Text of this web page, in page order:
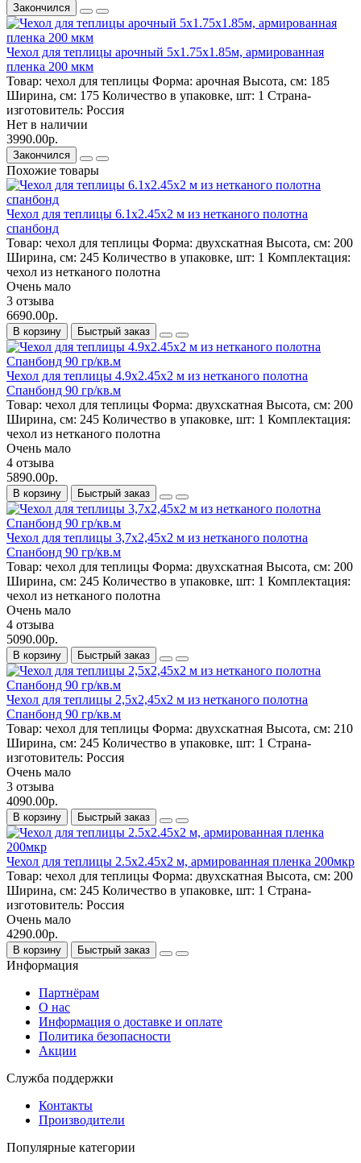
Закончился
Чехол для теплицы арочный 5х1.75х1.85м, армированная
пленка 200 мкм
Товар: чехол для теплицы Форма: арочная Высота, см: 185
Ширина, см: 175 Количество в упаковке, шт: 1 Страна-
изготовитель: Россия
Нет в наличии
3990.00р.
Закончился
Похожие товары
Чехол для теплицы 6.1х2.45х2 м из нетканого полотна
спанбонд
Товар: чехол для теплицы Форма: двухскатная Высота, см: 200
Ширина, см: 245 Количество в упаковке, шт: 1 Комплектация:
чехол из нетканого полотна
Очень мало
3 отзыва
6690.00р.
В корзину Быстрый заказ
Чехол для теплицы 4.9х2.45х2 м из нетканого полотна
Спанбонд 90 гр/кв.м
Товар: чехол для теплицы Форма: двухскатная Высота, см: 200
Ширина, см: 245 Количество в упаковке, шт: 1 Комплектация:
чехол из нетканого полотна
Очень мало
4 отзыва
5890.00р.
В корзину Быстрый заказ
Чехол для теплицы 3,7х2,45х2 м из нетканого полотна
Спанбонд 90 гр/кв.м
Товар: чехол для теплицы Форма: двухскатная Высота, см: 200
Ширина, см: 245 Количество в упаковке, шт: 1 Комплектация:
чехол из нетканого полотна
Очень мало
4 отзыва
5090.00р.
В корзину Быстрый заказ
Чехол для теплицы 2,5х2,45х2 м из нетканого полотна
Спанбонд 90 гр/кв.м
Товар: чехол для теплицы Форма: двухскатная Высота, см: 210
Ширина, см: 245 Количество в упаковке, шт: 1 Страна-
изготовитель: Россия
Очень мало
3 отзыва
4090.00р.
В корзину Быстрый заказ
Чехол для теплицы 2.5х2.45х2 м, армированная пленка 200мкр
Товар: чехол для теплицы Форма: двухскатная Высота, см: 200
Ширина, см: 245 Количество в упаковке, шт: 1 Страна-
изготовитель: Россия
Очень мало
4290.00р.
В корзину Быстрый заказ
Информация
Партнёрам
О нас
Информация о доставке и оплате
Политика безопасности
Акции
Служба поддержки
Контакты
Производители
Популярные категории